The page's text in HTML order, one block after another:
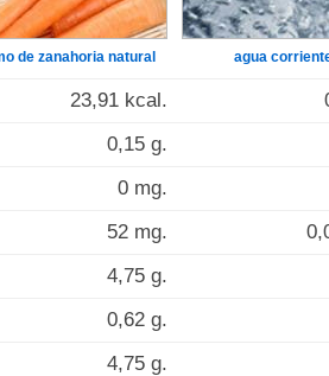
de zanahoria natural agua
23,91 kcal.
0,15 g.
0 mg.
52 mg.
4,75 g.
0,62 g.
4,75 g.